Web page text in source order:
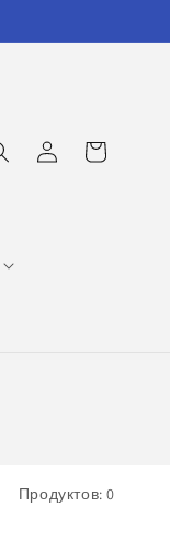
Войти Корзина
Продуктов: 0